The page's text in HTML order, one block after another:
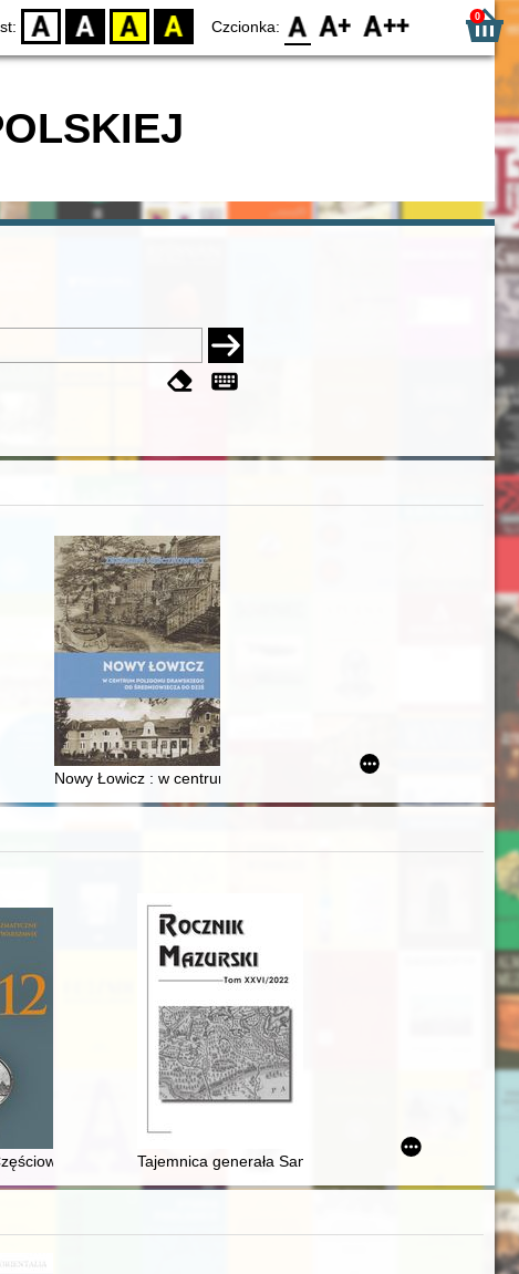
D BW YB BY Czcionka: F0 F1 F2 0
ŚlązakaNowy Łowicz : w centrum poligonu drawskiego od średniowiecza
Aufstands : aus den Beständen der Hauptkommission zur
rozwiązanie zagadki półbrakteatu = The Lion King, or the
Tajemnica generała Samsonowa - recenzja]